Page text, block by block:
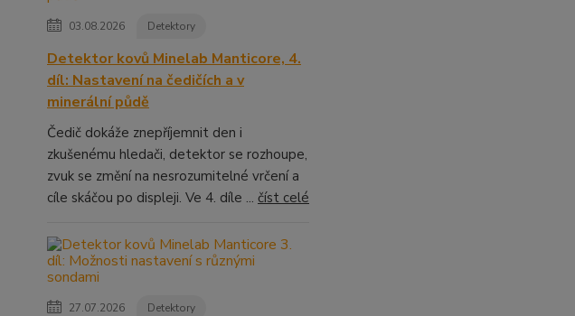
03.08.2026 Detektory
Detektor kovů Minelab Manticore, 4.
díl: Nastavení na čedičích a v
minerální půdě
Čedič dokáže znepříjemnit den i
zkušenému hledači, detektor se rozhoupe,
zvuk se změní na nesrozumitelné vrčení a
cíle skáčou po displeji. Ve 4. díle ... číst celé
27.07.2026 Detektory